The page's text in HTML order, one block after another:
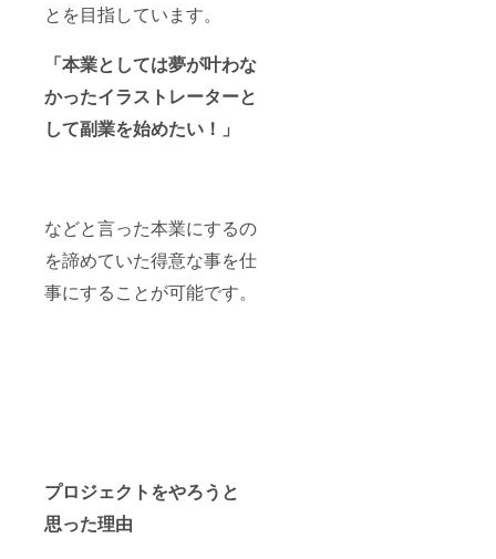
とを目指しています。
「本業としては夢が叶わな
かったイラストレーターと
して副業を始めたい！」
などと言った本業にするの
を諦めていた得意な事を仕
事にすることが可能です。
プロジェクトをやろうと
思った理由